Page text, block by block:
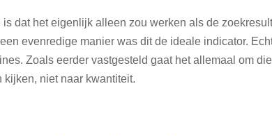
dat het eigenlijk alleen zou werken als de
evenredige manier was dit de ideale indicator.
Zoals eerder vastgesteld gaat het allemaal om
kijken, niet naar kwantiteit.